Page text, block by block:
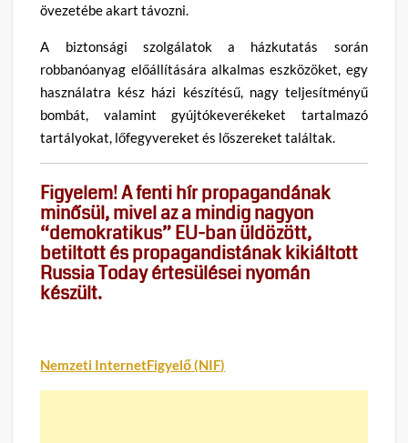
övezetébe akart távozni.
A biztonsági szolgálatok a házkutatás során
robbanóanyag előállítására alkalmas eszközöket, egy
használatra kész házi készítésű, nagy teljesítményű
bombát, valamint gyújtókeverékeket tartalmazó
tartályokat, lőfegyvereket és lőszereket találtak.
Figyelem! A fenti hír propagandának
minősül, mivel az a mindig nagyon
“demokratikus” EU-ban üldözött,
betiltott és propagandistának kikiáltott
Russia Today értesülései nyomán
készült.
Nemzeti InternetFigyelő (NIF)